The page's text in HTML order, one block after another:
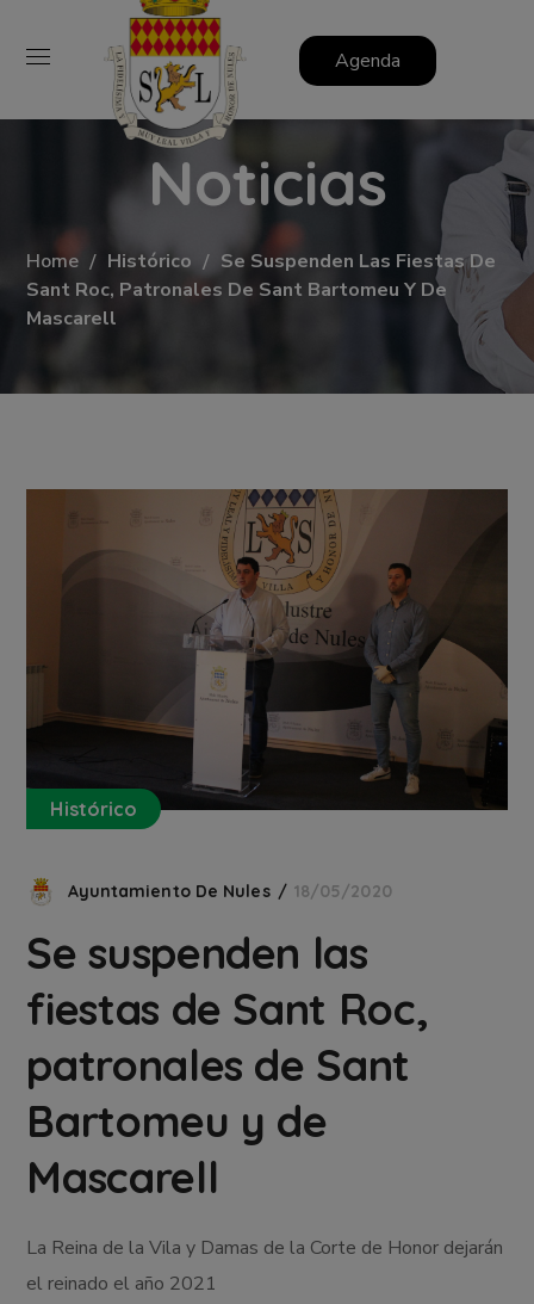
Agenda
Noticias
Home Histórico
Se Suspenden Las Fiestas De
Sant Roc, Patronales De Sant Bartomeu Y De
Mascarell
Histórico
Ayuntamiento De Nules 18/05/2020
Se suspenden las
fiestas de Sant Roc,
patronales de Sant
Bartomeu y de
Mascarell
La Reina de la Vila y Damas de la Corte de Honor dejarán
el reinado el año 2021